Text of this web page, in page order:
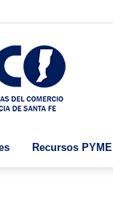
Recursos PYME